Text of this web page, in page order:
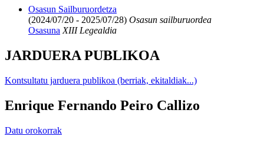
Osasun Sailburuordetza
(2024/07/20 - 2025/07/28) Osasun sailburuordea
Osasuna XIII Legealdia
JARDUERA PUBLIKOA
Kontsultatu jarduera publikoa (berriak, ekitaldiak...)
Enrique Fernando Peiro Callizo
Datu orokorrak